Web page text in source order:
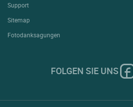
Support
Sitemap
Fotodanksagungen
FOLGEN SIE UNS